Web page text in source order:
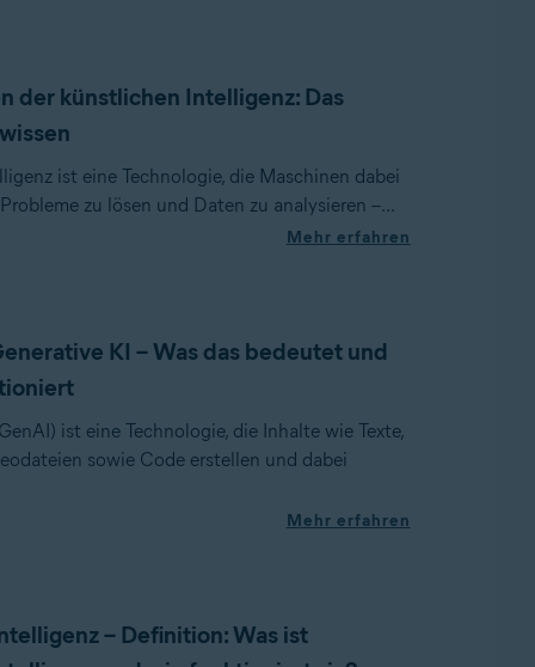
der künstlichen Intelligenz: Das
ist eine Technologie, die Maschinen dabei
zu lösen und Daten zu analysieren –...
Mehr erfahren
KI – Was das bedeutet und
ist eine Technologie, die Inhalte wie Texte,
sowie Code erstellen und dabei
Mehr erfahren
– Definition: Was ist